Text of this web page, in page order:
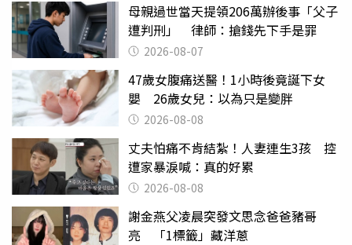
母親過世當天提領206萬辦後事「父子
遭判刑」 律師：搶錢先下手是罪
2026-08-07
47歲女腹痛送醫！1小時後竟誕下女
嬰 26歲女兒：以為只是變胖
2026-08-08
丈夫怕痛不肯結紮！人妻連生3孩 控
遭家暴淚喊：真的好累
2026-08-08
謝金燕父凌晨突發文思念爸爸豬哥
亮 「1標籤」藏洋蔥